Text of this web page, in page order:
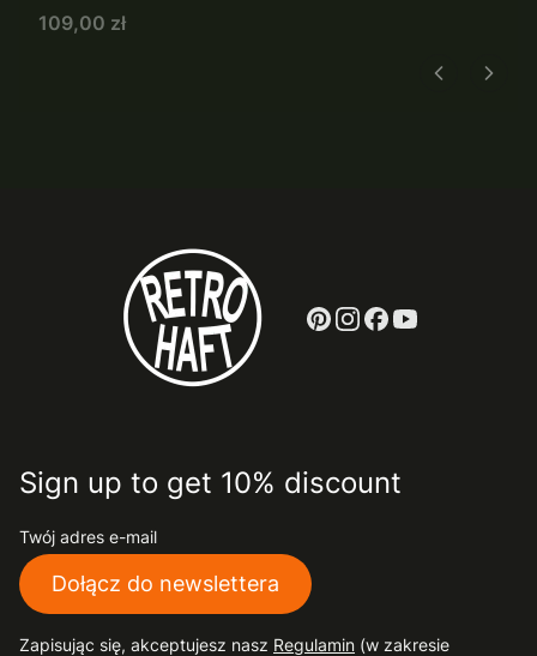
Cena
109,00 zł
Sign up to get 10% discount
Twój adres e-mail
Dołącz do newslettera
Zapisując się, akceptujesz nasz Regulamin (w zakresie